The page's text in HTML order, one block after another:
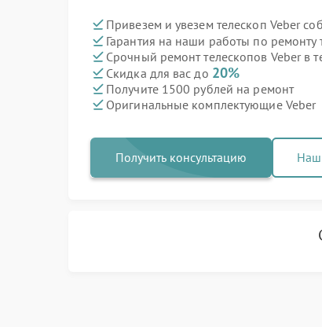
Привезем и увезем телескоп Veber
Гарантия на наши работы по ремонту
Срочный ремонт телескопов Veber в
Скидка для вас до 20%
Получите 1500 рублей на ремонт
Оригинальные комплектующие Veber
Получить консультацию